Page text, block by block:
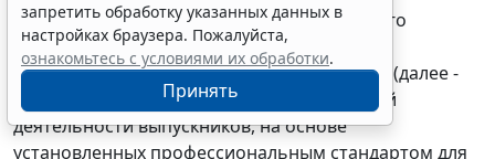
Из каждого выбранного профессионального
стандарта Организация выделяет одну или
несколько обобщённых трудовых функций (далее -
ОТФ), соответствующих профессиональной
деятельности выпускников, на основе
установленных профессиональным стандартом для
запретить обработку указанных данных в
настройках браузера. Пожалуйста,
ознакомьтесь с условиями их обработки.
Принять